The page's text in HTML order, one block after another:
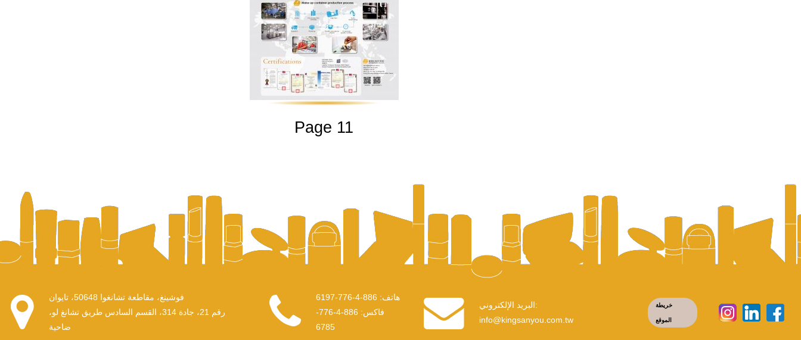
Page 11
فوشينغ، مقاطعة تشانغوا 50648، تايوان
رقم 21، جادة 314، القسم السادس طريق تشانغ لو،
ضاحية
هاتف: 886-4-776-6197
فاكس:
886-4-776-
6785
البريد الإلكتروني:
info@kingsanyou.com.tw
خريطة
الموقع